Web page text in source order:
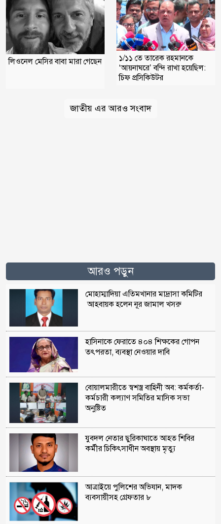
লিওনেল মেসির বাবা মারা গেছেন
১/১১ তে তারেক রহমানকে
‘আয়নাঘরে’ বন্দি রাখা হয়েছিল:
চিফ প্রসিকিউটর
জাতীয় এর আরও সংবাদ
আরও পড়ুন
মোহাম্মাদিয়া এতিমখানার মাদ্রাসা কমিটির
আহবায়ক হলেন নূর জামাল খসরু
হাসিনাকে ফেরাতে ৪০৪ শিক্ষকের গোপন
তৎপরতা, ব্যবস্থা নেওয়ার দাবি
বোয়ালমারীতে স্বশস্ত্র বাহিনী অব: কর্মকর্তা-
কর্মচারী কল্যাণ সমিতির মাসিক সভা
অনুষ্টিত
যুবদল নেতার ছুরিকাঘাতে আহত শিবির
কর্মীর চিকিৎসাধীন অবস্থায় মৃত্যু
আত্রাইয়ে পুলিশের অভিযান, মাদক
ব্যবসায়ীসহ গ্রেফতার ৮